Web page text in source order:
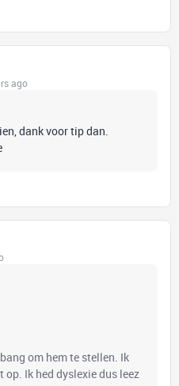
ago
dank voor tip dan.
om hem te stellen. Ik
op. Ik hed dyslexie dus leez